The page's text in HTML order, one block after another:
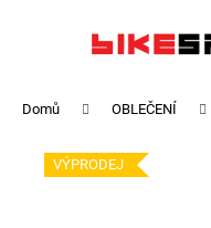
Domů OBLEČENÍ
VÝPRODEJ
Zpět
Zpět